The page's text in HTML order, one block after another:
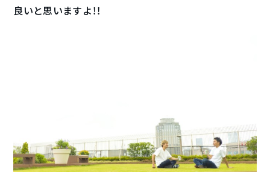
良いと思いますよ！！